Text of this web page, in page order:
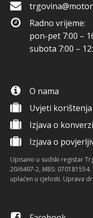
Radno vrijeme:
pon-pet 7:00 –
subota 7:00 –
O nama
Uvjeti korištenja
Izjava o
Izjava o
Upisano u sudski registar
20/6497-2, MBS:
uplaćen u cjelosti. Uprava